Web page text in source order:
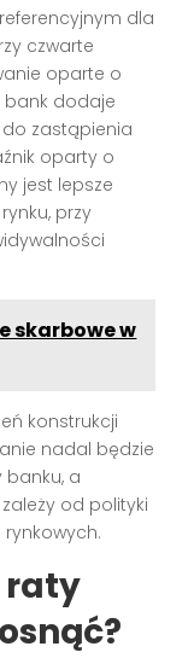
dla
czwarte
oparte o
bank dodaje
zastąpienia
oparty o
jest lepsze
przy
skarbowe w
konstrukcji
nadal będzie
banku, a
od polityki
raty